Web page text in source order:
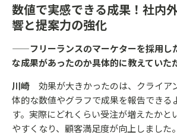
数値で実感できる成果！社内
響と提案力の強化
——フリーランスのマーケターを採用し
な成果があったのか具体的に教えていた
川崎 効果が大きかったのは、クライア
体的な数値やグラフで成果を報告できる
す。実際にどれくらい受注が増えたかと
やすくなり、顧客満足度が向上しました